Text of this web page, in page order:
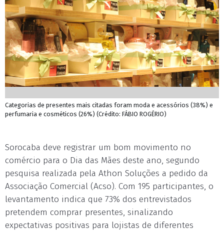
Categorias de presentes mais citadas foram moda e acessórios (38%) e
perfumaria e cosméticos (26%) (Crédito: FÁBIO ROGÉRIO)
Sorocaba deve registrar um bom movimento no
comércio para o Dia das Mães deste ano, segundo
pesquisa realizada pela Athon Soluções a pedido da
Associação Comercial (Acso). Com 195 participantes, o
levantamento indica que 73% dos entrevistados
pretendem comprar presentes, sinalizando
expectativas positivas para lojistas de diferentes